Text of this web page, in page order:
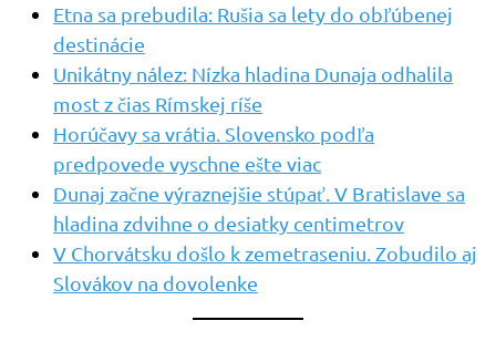
Etna sa prebudila: Rušia sa lety do obľúbenej
destinácie
Unikátny nález: Nízka hladina Dunaja odhalila
most z čias Rímskej ríše
Horúčavy sa vrátia. Slovensko podľa
predpovede vyschne ešte viac
Dunaj začne výraznejšie stúpať. V Bratislave sa
hladina zdvihne o desiatky centimetrov
V Chorvátsku došlo k zemetraseniu. Zobudilo aj
Slovákov na dovolenke